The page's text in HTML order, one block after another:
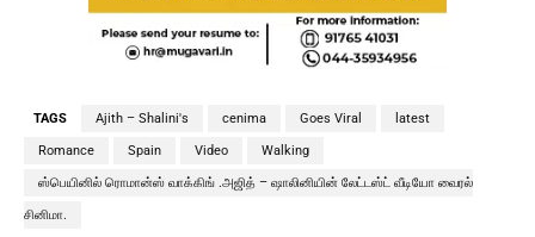
TAGS Ajith – Shalini's cenima Goes Viral latest
Romance Spain Video Walking
ஸ்பெயினில் ரொமான்ஸ் வாக்கிங் .அஜித் – ஷாலினியின் லேட்டஸ்ட் வீடியோ வைரல்
சினிமா.